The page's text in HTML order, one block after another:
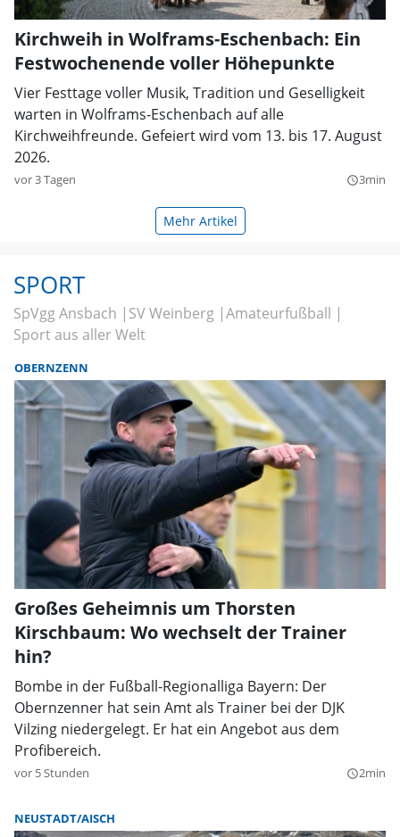
Kirchweih in Wolframs-Eschenbach: Ein
Festwochenende voller Höhepunkte
Vier Festtage voller Musik, Tradition und Geselligkeit
warten in Wolframs-Eschenbach auf alle
Kirchweihfreunde. Gefeiert wird vom 13. bis 17. August
2026.
vor 3 Tagen query_builder3min
Mehr Artikel
SPORT
SpVgg Ansbach SV Weinberg Amateurfußball
Sport aus aller Welt
OBERNZENN
Großes Geheimnis um Thorsten
Kirschbaum: Wo wechselt der Trainer
hin?
Bombe in der Fußball-Regionalliga Bayern: Der
Obernzenner hat sein Amt als Trainer bei der DJK
Vilzing niedergelegt. Er hat ein Angebot aus dem
Profibereich.
vor 5 Stunden query_builder2min
NEUSTADT/AISCH